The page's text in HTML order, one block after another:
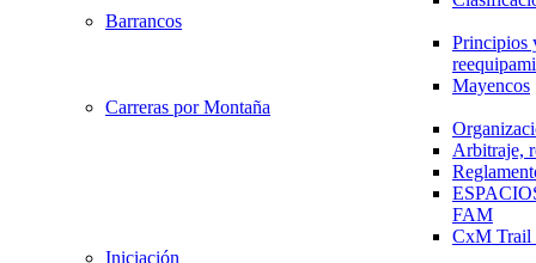
Barrancos
Principios
Mayencos
Carreras por Montaña
Arbitraje,
FAM
CxM
Iniciación